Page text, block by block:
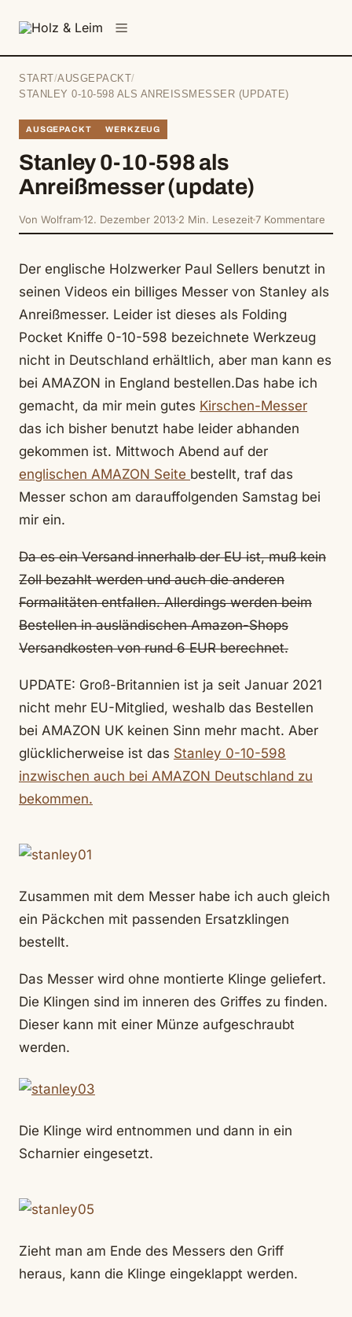
START /AUSGEPACKT /
STANLEY 0-10-598 ALS ANREISSMESSER (UPDATE)
AUSGEPACKT WERKZEUG
Stanley 0-10-598 als
Anreißmesser (update)
Von Wolfram12. Dezember 2013 2 Min. Lesezeit7 Kommentare
Der englische Holzwerker Paul Sellers benutzt in
seinen Videos ein billiges Messer von Stanley als
Anreißmesser. Leider ist dieses als Folding
Pocket Kniffe 0-10-598 bezeichnete Werkzeug
nicht in Deutschland erhältlich, aber man kann es
bei AMAZON in England bestellen.Das habe ich
gemacht, da mir mein gutes Kirschen-Messer
das ich bisher benutzt habe leider abhanden
gekommen ist. Mittwoch Abend auf der
englischen AMAZON Seite bestellt, traf das
Messer schon am darauffolgenden Samstag bei
mir ein.
Da es ein Versand innerhalb der EU ist, muß kein
Zoll bezahlt werden und auch die anderen
Formalitäten entfallen. Allerdings werden beim
Bestellen in ausländischen Amazon-Shops
Versandkosten von rund 6 EUR berechnet.
UPDATE: Groß-Britannien ist ja seit Januar 2021
nicht mehr EU-Mitglied, weshalb das Bestellen
bei AMAZON UK keinen Sinn mehr macht. Aber
glücklicherweise ist das Stanley 0-10-598
inzwischen auch bei AMAZON Deutschland zu
bekommen.
Zusammen mit dem Messer habe ich auch gleich
ein Päckchen mit passenden Ersatzklingen
bestellt.
Das Messer wird ohne montierte Klinge geliefert.
Die Klingen sind im inneren des Griffes zu finden.
Dieser kann mit einer Münze aufgeschraubt
werden.
Die Klinge wird entnommen und dann in ein
Scharnier eingesetzt.
Zieht man am Ende des Messers den Griff
heraus, kann die Klinge eingeklappt werden.